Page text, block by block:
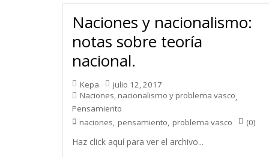
Naciones y nacionalismo:
notas sobre teoría
nacional.
Kepa
julio 12, 2017
Naciones, nacionalismo y problema vasco,
Pensamiento
naciones, pensamiento, problema vasco (0)
Haz click aquí para ver el archivo...